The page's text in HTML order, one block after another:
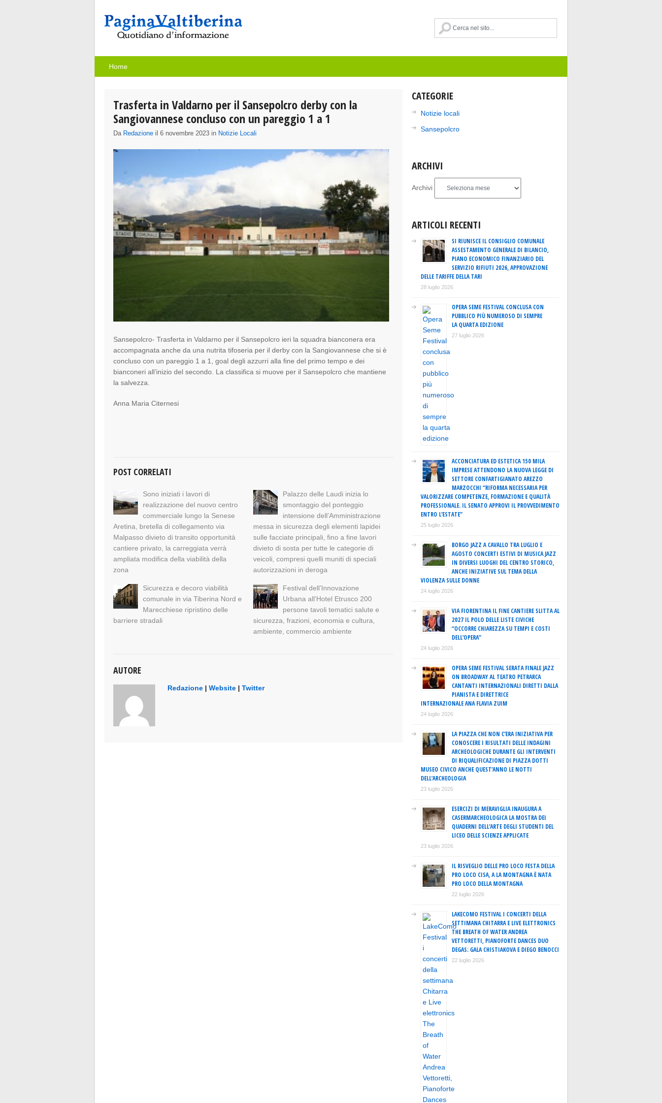
Home
Trasferta in Valdarno per il Sansepolcro derby con la
Sangiovannese concluso con un pareggio 1 a 1
Da Redazione il 6 novembre 2023 in Notizie Locali
Sansepolcro- Trasferta in Valdarno per il Sansepolcro ieri la squadra bianconera era
accompagnata anche da una nutrita tifoseria per il derby con la Sangiovannese che si è
concluso con un pareggio 1 a 1, goal degli azzurri alla fine del primo tempo e dei
bianconeri all’inizio del secondo. La classifica si muove per il Sansepolcro che mantiene
la salvezza.
Anna Maria Citernesi
POST CORRELATI
Sono iniziati i lavori di
realizzazione del nuovo centro
commerciale lungo la Senese
Aretina, bretella di collegamento via
Malpasso divieto di transito opportunità
cantiere privato, la carreggiata verrà
ampliata modifica della viabilità della
zona
Palazzo delle Laudi inizia lo
smontaggio del ponteggio
intensione dell’Amministrazione
messa in sicurezza degli elementi lapidei
sulle facciate principali, fino a fine lavori
divieto di sosta per tutte le categorie di
veicoli, compresi quelli muniti di speciali
autorizzazioni in deroga
Sicurezza e decoro viabilità
comunale in via Tiberina Nord e
Marecchiese ripristino delle
barriere stradali
Festival dell’Innovazione
Urbana all’Hotel Etrusco 200
persone tavoli tematici salute e
sicurezza, frazioni, economia e cultura,
ambiente, commercio ambiente
AUTORE
Redazione |Website |Twitter
CATEGORIE
Notizie locali
Sansepolcro
ARCHIVI
Archivi
ARTICOLI RECENTI
SI RIUNISCE IL CONSIGLIO COMUNALE
ASSESTAMENTO GENERALE DI BILANCIO,
PIANO ECONOMICO FINANZIARIO DEL
SERVIZIO RIFIUTI 2026, APPROVAZIONE
DELLE TARIFFE DELLA TARI
28 luglio 2026
OPERA SEME FESTIVAL CONCLUSA CON
PUBBLICO PIÙ NUMEROSO DI SEMPRE
LA QUARTA EDIZIONE
27 luglio 2026
ACCONCIATURA ED ESTETICA 150 MILA
IMPRESE ATTENDONO LA NUOVA LEGGE DI
SETTORE CONFARTIGIANATO AREZZO
MARZOCCHI “RIFORMA NECESSARIA PER
VALORIZZARE COMPETENZE, FORMAZIONE E QUALITÀ
PROFESSIONALE. IL SENATO APPROVI IL PROVVEDIMENTO
ENTRO L’ESTATE”
25 luglio 2026
BORGO JAZZ A CAVALLO TRA LUGLIO E
AGOSTO CONCERTI ESTIVI DI MUSICA JAZZ
IN DIVERSI LUOGHI DEL CENTRO STORICO,
ANCHE INIZIATIVE SUL TEMA DELLA
VIOLENZA SULLE DONNE
24 luglio 2026
VIA FIORENTINA IL FINE CANTIERE SLITTA AL
2027 IL POLO DELLE LISTE CIVICHE
“OCCORRE CHIAREZZA SU TEMPI E COSTI
DELL’OPERA”
24 luglio 2026
OPERA SEME FESTIVAL SERATA FINALE JAZZ
ON BROADWAY AL TEATRO PETRARCA
CANTANTI INTERNAZIONALI DIRETTI DALLA
PIANISTA E DIRETTRICE
INTERNAZIONALE ANA FLAVIA ZUIM
24 luglio 2026
LA PIAZZA CHE NON C’ERA INIZIATIVA PER
CONOSCERE I RISULTATI DELLE INDAGINI
ARCHEOLOGICHE DURANTE GLI INTERVENTI
DI RIQUALIFICAZIONE DI PIAZZA DOTTI
MUSEO CIVICO ANCHE QUEST’ANNO LE NOTTI
DELL’ARCHEOLOGIA
23 luglio 2026
ESERCIZI DI MERAVIGLIA INAUGURA A
CASERMARCHEOLOGICA LA MOSTRA DEI
QUADERNI DELL’ARTE DEGLI STUDENTI DEL
LICEO DELLE SCIENZE APPLICATE
23 luglio 2026
IL RISVEGLIO DELLE PRO LOCO FESTA DELLA
PRO LOCO CISA, A LA MONTAGNA È NATA
PRO LOCO DELLA MONTAGNA
22 luglio 2026
LAKECOMO FESTIVAL I CONCERTI DELLA
SETTIMANA CHITARRA E LIVE ELETTRONICS
THE BREATH OF WATER ANDREA
VETTORETTI, PIANOFORTE DANCES DUO
DEGAS: GALA CHISTIAKOVA E DIEGO BENOCCI
22 luglio 2026